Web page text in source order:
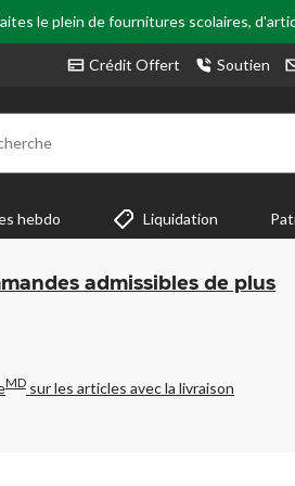
le plein de fournitures scolaires,
Crédit Offert Soutien
hebdo Liquidation
admissibles de plus
MD sur les articles avec la livraison